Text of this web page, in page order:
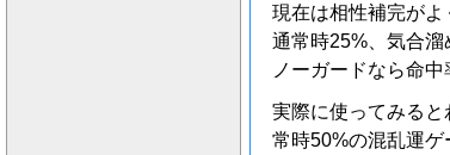
現在は相性補完が
通常時25%、気合溜
ノーガードなら命
実際に使ってみる
常時50%の混乱運